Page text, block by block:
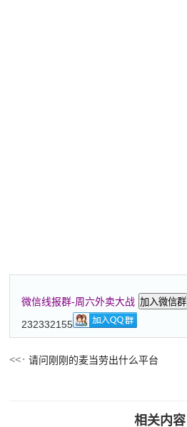
微信线报群-周六外卖大战 加入微信群
232332155
请问刚刚的麦当劳出什么平台
相关内容